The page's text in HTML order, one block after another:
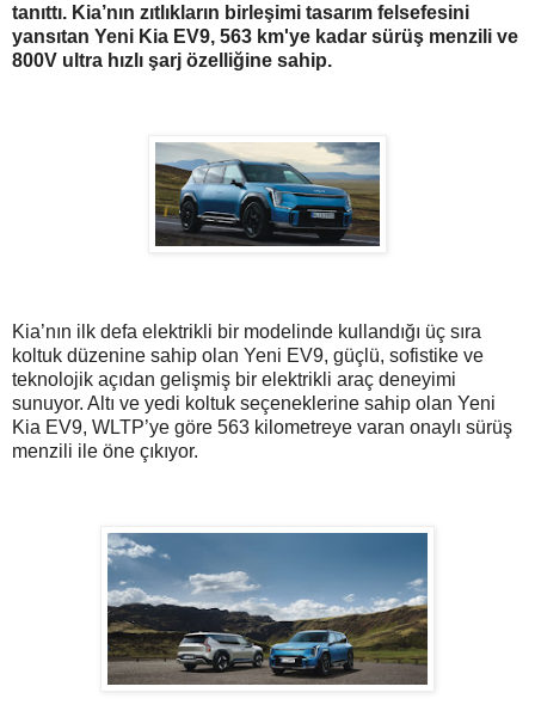
tanıttı. Kia’nın zıtlıkların birleşimi tasarım felsefesini
yansıtan Yeni Kia EV9, 563 km'ye kadar sürüş menzili ve
800V ultra hızlı şarj özelliğine sahip.
Kia’nın ilk defa elektrikli bir modelinde kullandığı üç sıra
koltuk düzenine sahip olan Yeni EV9, güçlü, sofistike ve
teknolojik açıdan gelişmiş bir elektrikli araç deneyimi
sunuyor. Altı ve yedi koltuk seçeneklerine sahip olan Yeni
Kia EV9, WLTP’ye göre 563 kilometreye varan onaylı sürüş
menzili ile öne çıkıyor.